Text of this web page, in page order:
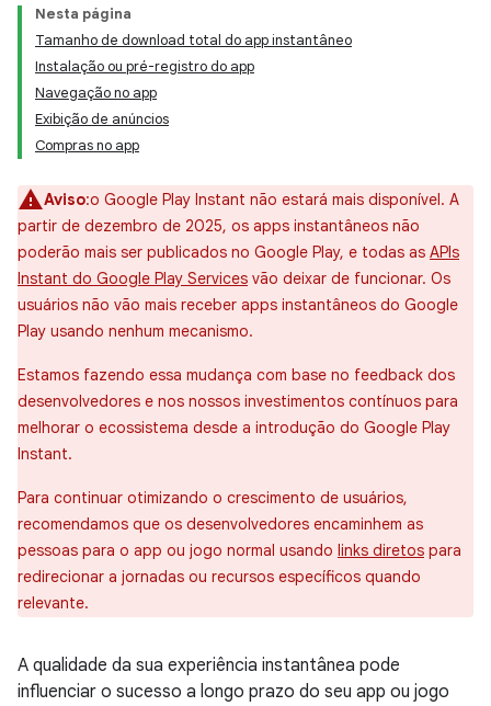
Nesta página
Tamanho de download total do app instantâneo
Instalação ou pré-registro do app
Navegação no app
Exibição de anúncios
Compras no app
Aviso:o Google Play Instant não estará mais disponível. A
partir de dezembro de 2025, os apps instantâneos não
poderão mais ser publicados no Google Play, e todas as APIs
Instant do Google Play Services vão deixar de funcionar. Os
usuários não vão mais receber apps instantâneos do Google
Play usando nenhum mecanismo.
Estamos fazendo essa mudança com base no feedback dos
desenvolvedores e nos nossos investimentos contínuos para
melhorar o ecossistema desde a introdução do Google Play
Instant.
Para continuar otimizando o crescimento de usuários,
recomendamos que os desenvolvedores encaminhem as
pessoas para o app ou jogo normal usando links diretos para
redirecionar a jornadas ou recursos específicos quando
relevante.
A qualidade da sua experiência instantânea pode
influenciar o sucesso a longo prazo do seu app ou jogo